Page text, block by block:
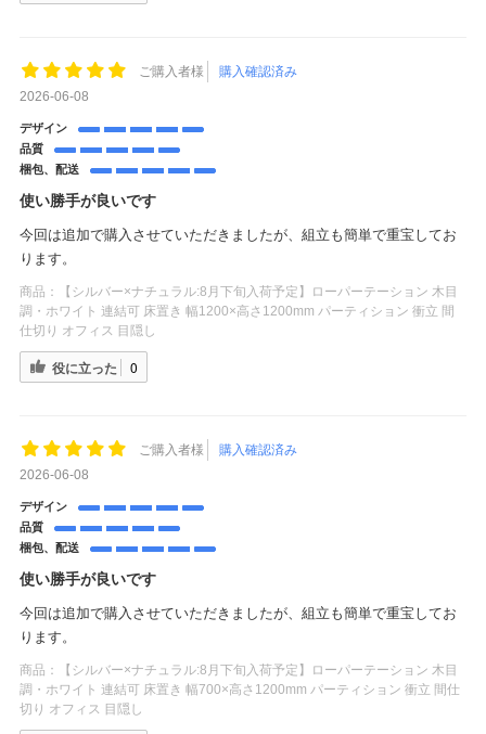
ご購入者様
購入確認済み
2026-06-08
デザイン
品質
梱包、配送
使い勝手が良いです
今回は追加で購入させていただきましたが、組立も簡単で重宝してお
ります。
商品：
【シルバー×ナチュラル:8月下旬入荷予定】ローパーテーション 木目
調・ホワイト 連結可 床置き 幅1200×高さ1200mm パーティション 衝立 間
仕切り オフィス 目隠し
役に立った 0
ご購入者様
購入確認済み
2026-06-08
デザイン
品質
梱包、配送
使い勝手が良いです
今回は追加で購入させていただきましたが、組立も簡単で重宝してお
ります。
商品：
【シルバー×ナチュラル:8月下旬入荷予定】ローパーテーション 木目
調・ホワイト 連結可 床置き 幅700×高さ1200mm パーティション 衝立 間仕
切り オフィス 目隠し